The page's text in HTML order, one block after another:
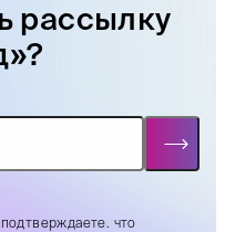
рассылку
что